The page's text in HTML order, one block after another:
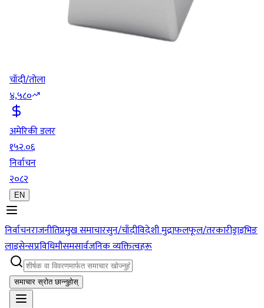
चाँदी/तोला
४,५८०
अमेरिकी डलर
१५२.०६
निर्वाचन
२०८२
EN
निर्वाचनराजनीतिप्रमुख समाचारसुन/चाँदीविदेशी मुद्राफलफूल/तरकारीड्राइभिङ
लाइसेन्सप्रविधिमौसमसार्वजनिक व्यक्तित्वहरू
समाचार स्रोत छान्नुहोस्